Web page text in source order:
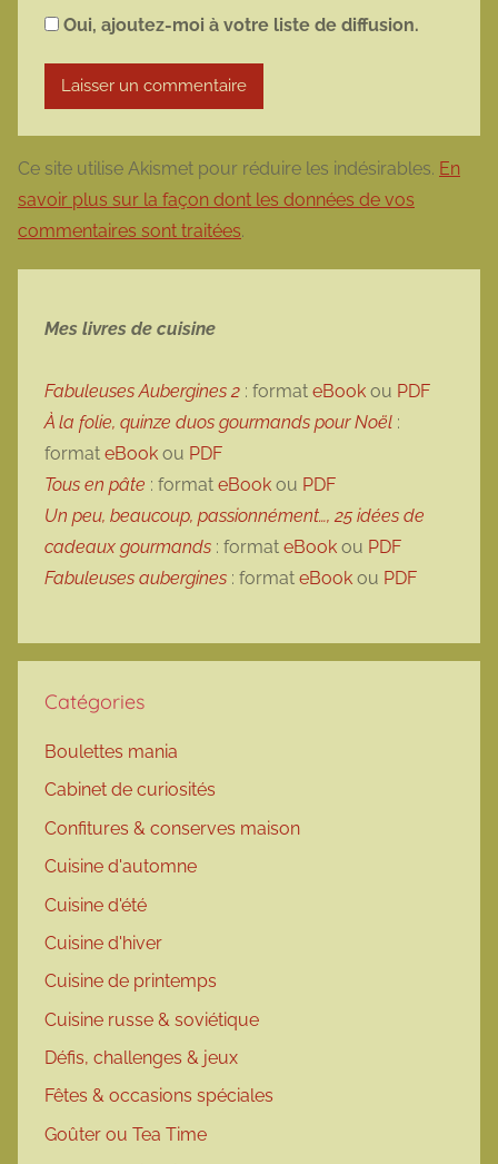
Oui, ajoutez-moi à votre liste de diffusion.
Ce site utilise Akismet pour réduire les indésirables. En
savoir plus sur la façon dont les données de vos
commentaires sont traitées.
Mes livres de cuisine
Fabuleuses Aubergines 2 : format eBook ou PDF
À la folie, quinze duos gourmands pour Noël :
format eBook ou PDF
Tous en pâte : format eBook ou PDF
Un peu, beaucoup, passionnément…, 25 idées de
cadeaux gourmands : format eBook ou PDF
Fabuleuses aubergines : format eBook ou PDF
Catégories
Boulettes mania
Cabinet de curiosités
Confitures & conserves maison
Cuisine d'automne
Cuisine d'été
Cuisine d'hiver
Cuisine de printemps
Cuisine russe & soviétique
Défis, challenges & jeux
Fêtes & occasions spéciales
Goûter ou Tea Time